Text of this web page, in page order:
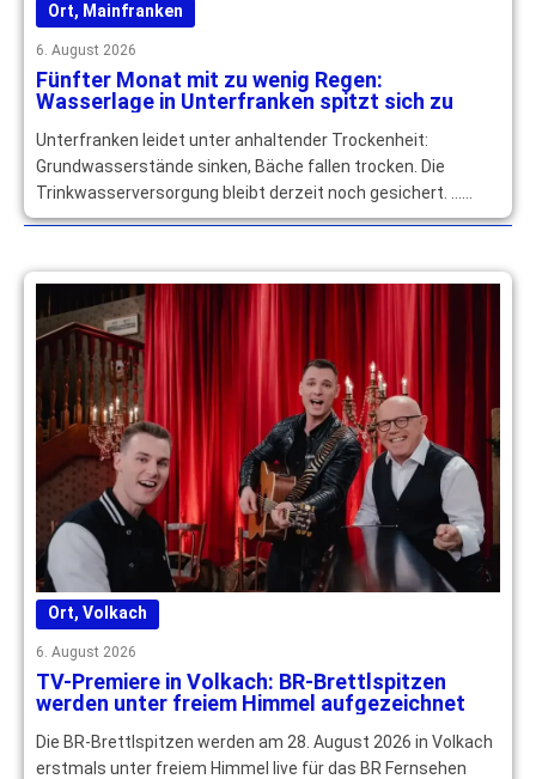
Ort, Mainfranken
6. August 2026
Fünfter Monat mit zu wenig Regen:
Wasserlage in Unterfranken spitzt sich zu
Unterfranken leidet unter anhaltender Trockenheit:
Grundwasserstände sinken, Bäche fallen trocken. Die
Trinkwasserversorgung bleibt derzeit noch gesichert. …
mehr
Ort, Volkach
6. August 2026
TV-Premiere in Volkach: BR-Brettlspitzen
werden unter freiem Himmel aufgezeichnet
Die BR-Brettlspitzen werden am 28. August 2026 in Volkach
erstmals unter freiem Himmel live für das BR Fernsehen